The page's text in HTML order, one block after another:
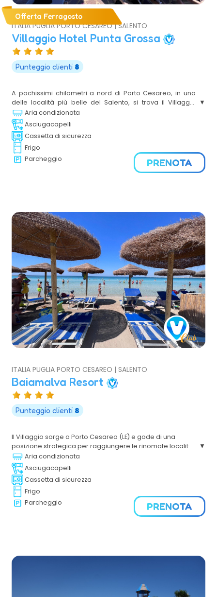
Offerta Ferragosto
ITALIA PUGLIA PORTO CESAREO | SALENTO
Villaggio Hotel Punta Grossa
Punteggio clienti 8
A pochissimi chilometri a nord di Porto Cesareo, in una
delle località più belle del Salento, si trova il Villaggio
turistico Punta Grossa. Posto direttamente sul Mar Ionio,
nell’area del Parco Marino di Porto Cesareo, il villaggio è
completamente immerso nella natura, tra il bosco
dell’Arneo, il Parco di Castiglione e le aree protette Palude
del Conte e Dune Costiere.
Aria condizionata
Asciugacapelli
Cassetta di sicurezza
Frigo
Parcheggio
PRENOTA
ITALIA PUGLIA PORTO CESAREO | SALENTO
Baiamalva Resort
Punteggio clienti 8
Il Villaggio sorge a Porto Cesareo (LE) e gode di una
posizione strategica per raggiungere le rinomate località
di Gallipoli e le marine di Ugento. Il Mare, il Sole,
l'accoglienza cordiale renderanno piacevoli le tue
vacanze nel Salento.
Aria condizionata
Asciugacapelli
Cassetta di sicurezza
Frigo
Parcheggio
PRENOTA